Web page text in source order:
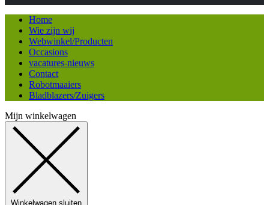
Home
Wie zijn wij
Webwinkel/Producten
Occasions
vacatures-nieuws
Contact
Robotmaaiers
Bladblazers/Zuigers
Mijn winkelwagen
Winkelwagen sluiten